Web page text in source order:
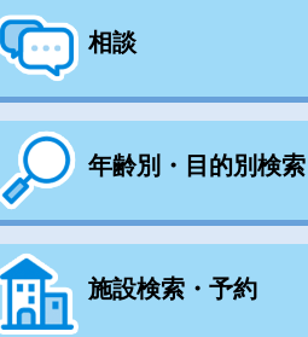
相談
年齢別・目的別検索
施設検索・予約